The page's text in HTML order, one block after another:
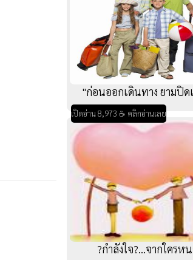
"ก่อนออกเดินทาง ยามปิด
เปิดอ่าน 8,973 ☕ คลิกอ่านเลย
?กำลังใจ?...จากใครห